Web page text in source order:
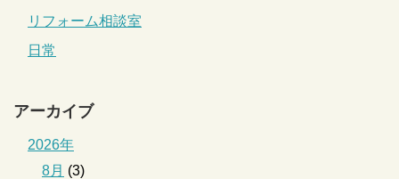
リフォーム相談室
日常
アーカイブ
2026年
8月 (3)